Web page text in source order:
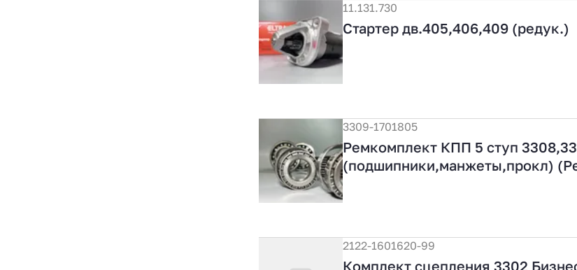
11.131.730
Стартер дв.405,406,409 (редук.)
3309-1701805
Ремкомплект КПП 5 ступ
(подшипники,манжеты,прокл)
2122-1601620-99
Комплект сцепления 3302